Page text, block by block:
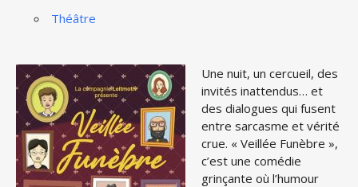
Théâtre
Une nuit, un cercueil, des
invités inattendus… et
des dialogues qui fusent
entre sarcasme et vérité
crue. « Veillée Funèbre »,
c’est une comédie
grinçante où l’humour